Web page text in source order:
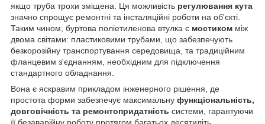
якщо труба трохи зміщена. Ця можливість регулювання кута
значно спрощує ремонтні та інсталяційні роботи на об'єкті.
Таким чином, буртова поліетиленова втулка є мостиком між
двома світами: пластиковими трубами, що забезпечують
безкорозійну транспортування середовища, та традиційним
фланцевим з'єднанням, необхідним для підключення
стандартного обладнання.
Вона є яскравим прикладом інженерного рішення, де
простота форми забезпечує максимальну функціональність,
довговічність та ремонтопридатність системи, гарантуючи
її безаварійну роботу протягом багатьох десятиліть.